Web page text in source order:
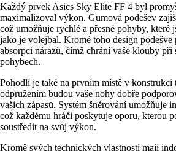
Každý prvek Asics Sky Elite FF 4 byl
maximalizoval výkon. Gumová podešev
což umožňuje rychlé a přesné pohyby, které
jako je volejbal. Kromě toho design
absorpci nárazů, čímž chrání vaše klouby
pohybech.
Pohodlí je také na prvním místě v
odpružením budou vaše nohy dobře
vašich zápasů. Systém šněrování umožňuje
což každému hráči poskytuje oporu, kterou
soustředit na svůj výkon.
Kromě svých technických vlastností mají